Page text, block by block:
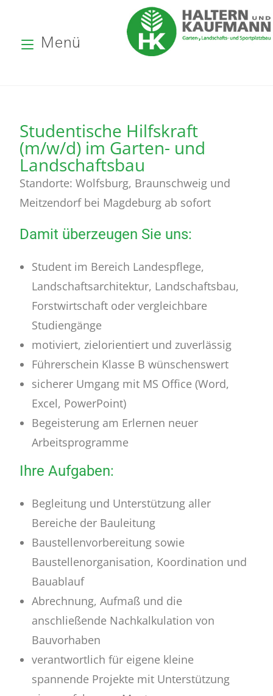
Menü
Studentische Hilfskraft
(m/w/d) im Garten- und
Landschaftsbau
Standorte: Wolfsburg, Braunschweig und
Meitzendorf bei Magdeburg ab sofort
Damit überzeugen Sie uns:
Student im Bereich Landespflege,
Landschaftsarchitektur, Landschaftsbau,
Forstwirtschaft oder vergleichbare
Studiengänge
motiviert, zielorientiert und zuverlässig
Führerschein Klasse B wünschenswert
sicherer Umgang mit MS Office (Word,
Excel, PowerPoint)
Begeisterung am Erlernen neuer
Arbeitsprogramme
Ihre Aufgaben:
Begleitung und Unterstützung aller
Bereiche der Bauleitung
Baustellenvorbereitung sowie
Baustellenorganisation, Koordination und
Bauablauf
Abrechnung, Aufmaß und die
anschließende Nachkalkulation von
Bauvorhaben
verantwortlich für eigene kleine
spannende Projekte mit Unterstützung